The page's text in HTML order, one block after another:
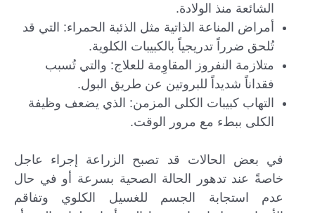
الشائعة منذ الولادة.
أمراض المناعة الذاتية مثل الذئبة الحمراء: التي قد
تُلحق ضرراً تدريجياً بالكبيبات الكلوية.
متلازمة النفروز المقاوِمة للعلاج: والتي تُسبب
فقداناً شديداً للبروتين عن طريق البول.
التهاب كبيبات الكلى المزمن: الذي يضعف وظيفة
الكلى ببطء مع مرور الوقت.
في بعض الحالات قد تصبح الزراعة إجراء عاجل
خاصةً عند تدهور الحالة الصحية بسرعة أو في حال
عدم استجابة الجسم للغسيل الكلوي وتفاقم